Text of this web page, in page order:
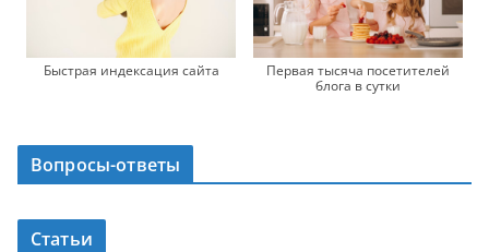
Быстрая индексация сайта
Первая тысяча посетителей
блога в сутки
Вопросы-ответы
Статьи